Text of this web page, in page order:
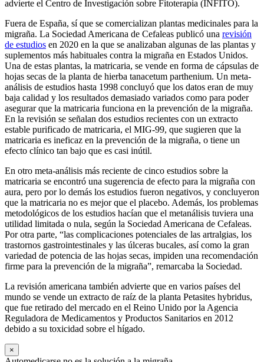
advierte el Centro de Investigación sobre Fitoterapia (INFITO).
Fuera de España, sí que se comercializan plantas medicinales para la
migraña. La Sociedad Americana de Cefaleas publicó una revisión
de estudios en 2020 en la que se analizaban algunas de las plantas y
suplementos más habituales contra la migraña en Estados Unidos.
Una de estas plantas, la matricaria, se vende en forma de cápsulas de
hojas secas de la planta de hierba tanacetum parthenium. Un meta-
análisis de estudios hasta 1998 concluyó que los datos eran de muy
baja calidad y los resultados demasiado variados como para poder
asegurar que la matricaria funciona en la prevención de la migraña.
En la revisión se señalan dos estudios recientes con un extracto
estable purificado de matricaria, el MIG-99, que sugieren que la
matricaria es ineficaz en la prevención de la migraña, o tiene un
efecto clínico tan bajo que es casi inútil.
En otro meta-análisis más reciente de cinco estudios sobre la
matricaria se encontró una sugerencia de efecto para la migraña con
aura, pero por lo demás los estudios fueron negativos, y concluyeron
que la matricaria no es mejor que el placebo. Además, los problemas
metodológicos de los estudios hacían que el metanálisis tuviera una
utilidad limitada o nula, según la Sociedad Americana de Cefaleas.
Por otra parte, “las complicaciones potenciales de las artralgias, los
trastornos gastrointestinales y las úlceras bucales, así como la gran
variedad de potencia de las hojas secas, impiden una recomendación
firme para la prevención de la migraña”, remarcaba la Sociedad.
La revisión americana también advierte que en varios países del
mundo se vende un extracto de raíz de la planta Petasites hybridus,
que fue retirado del mercado en el Reino Unido por la Agencia
Reguladora de Medicamentos y Productos Sanitarios en 2012
debido a su toxicidad sobre el hígado.
×